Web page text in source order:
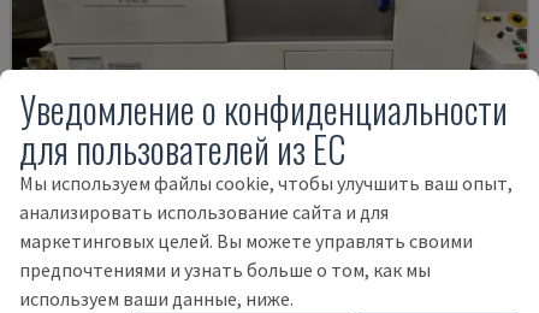
A20
CITIZEN - ТОКАРНЫЙ СТАНОК ШВЕЙЦАРСКОГО ТИПА
ИТАЛИЯ 2018
Уведомление о конфиденциальности
для пользователей из ЕС
Мы используем файлы cookie, чтобы улучшить ваш опыт,
анализировать использование сайта и для
маркетинговых целей. Вы можете управлять своими
предпочтениями и узнать больше о том, как мы
используем ваши данные, ниже.